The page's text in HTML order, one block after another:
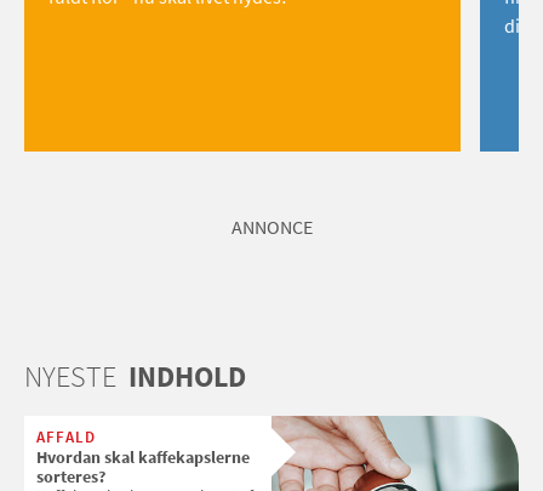
dig!
ANNONCE
NYESTE INDHOLD
AFFALD
Hvordan skal kaffekapslerne
sorteres?